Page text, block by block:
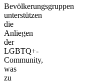
Bevölkerungsgruppen
unterstützen
die
Anliegen
der
LGBTQ+-
Community,
was
zu